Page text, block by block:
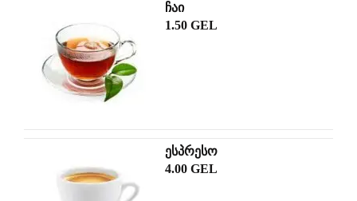
ჩაი
1.50 GEL
ესპრესო
4.00 GEL